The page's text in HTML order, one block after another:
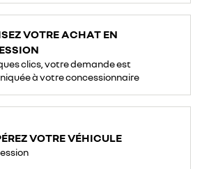
VOTRE ACHAT EN
clics, votre demande est
à votre concessionnaire
VOTRE VÉHICULE